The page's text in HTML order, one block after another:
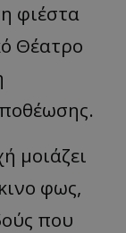
φιέστα
Θέατρο
μοιάζει
φως,
που